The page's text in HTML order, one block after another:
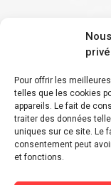
Pour offrir les
telles que les cookies
appareils. Le fait de
traiter des données
uniques sur ce site. Le
consentement peut
et fonctions.
Restez